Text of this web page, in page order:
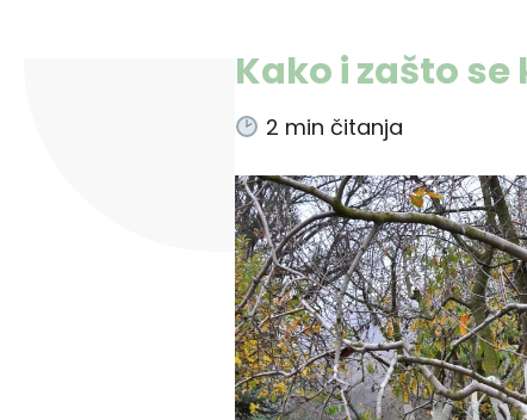
Kako i zašto
2 min čitanja